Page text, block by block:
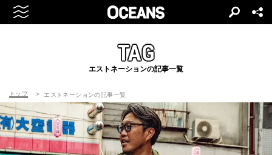
TAG
エストネーションの記事一覧
トップ エストネーションの記事一覧